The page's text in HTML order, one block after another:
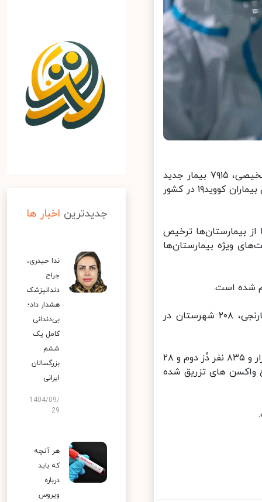
از دیروز تا امروز (پنجشنبه ۳۰ تیرماه ۱۴۰۱) و براساس معیارهای قطعی تشخیصی، ۷۹۱۵ بیمار جدید
مبتلا به کووید ۱۹ در کشور شناسایی و ۱۱۹۸ نفر از آنها بستری شدند و مجموع بیماران کووید۱۹ در کشور
یافته و یا از بیمارستان‌ها ترخیص
در بخش‌های مراقبت‌های ویژه بیمارستان‌ها
در حال حاضر ۱۵ شهرستان در وضعیت قرمز، ۳۵ شهرستان در وضعیت نارنجی، ۲۰۸ شهرستان در
همچنین تاکنون ۶۴ میلیون و ۷۳۰ هزار و ۹۵۱ نفر دُز اول، ۵۸ میلیون و ۹۴ هزار و ۸۳۵ نفر دُز دوم و ۲۸
مجموع واکسن های تزریق شده
جدیدترین اخبار ها
ندا حیدری،
جراح
دندانپزشک
هشدار داد؛
بی‌دندانی
کامل یک
ششم
بزرگسالان
ایرانی
1404/09/
29
هر آنچه
که باید
درباره
ویروس